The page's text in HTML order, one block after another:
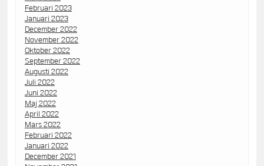
Februari 2023
Januari 2023
December 2022
November 2022
Oktober 2022
September 2022
Augusti 2022
Juli 2022
Juni 2022
Maj 2022
April 2022
Mars 2022
Februari 2022
Januari 2022
December 2021